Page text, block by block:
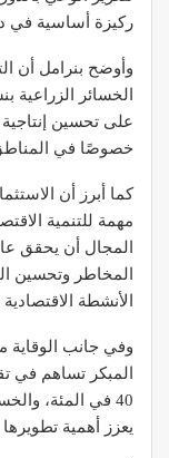
ركيزة أساسية في
وأوضح بنرامل أن
خصوصًا في
كما أبرز أن
مهمة للتنمية
الأنشطة
وفي جانب الوقاية
المبكر تساهم في
يعزز أهمية